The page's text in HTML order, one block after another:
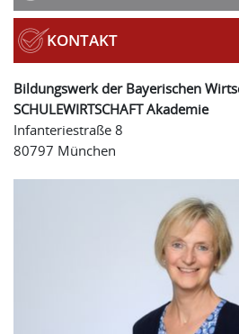
KONTAKT
Bildungswerk der Bayerischen
SCHULEWIRTSCHAFT Akademie
Infanteriestraße 8
80797 München